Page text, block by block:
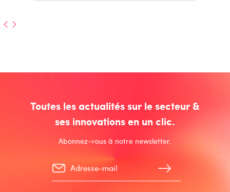
Toutes les actualités sur le secteur &
ses innovations en un clic.
Abonnez-vous à notre newsletter.